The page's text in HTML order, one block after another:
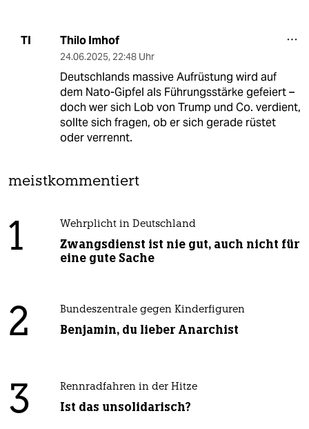
TI Thilo Imhof
24.06.2025, 22:48 Uhr
Deutschlands massive Aufrüstung wird auf
dem Nato-Gipfel als Führungsstärke gefeiert –
doch wer sich Lob von Trump und Co. verdient,
sollte sich fragen, ob er sich gerade rüstet
oder verrennt.
meistkommentiert
1 Wehrplicht in Deutschland
Zwangsdienst ist nie gut, auch nicht für
eine gute Sache
2 Bundeszentrale gegen Kinderfiguren
Benjamin, du lieber Anarchist
3 Rennradfahren in der Hitze
Ist das unsolidarisch?